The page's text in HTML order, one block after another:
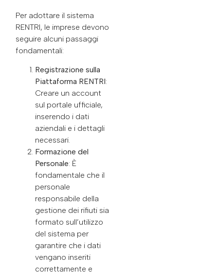
Per adottare il sistema
RENTRI, le imprese devono
seguire alcuni passaggi
fondamentali:
Registrazione sulla
Piattaforma RENTRI:
Creare un account
sul portale ufficiale,
inserendo i dati
aziendali e i dettagli
necessari.
Formazione del
Personale: È
fondamentale che il
personale
responsabile della
gestione dei rifiuti sia
formato sull’utilizzo
del sistema per
garantire che i dati
vengano inseriti
correttamente e